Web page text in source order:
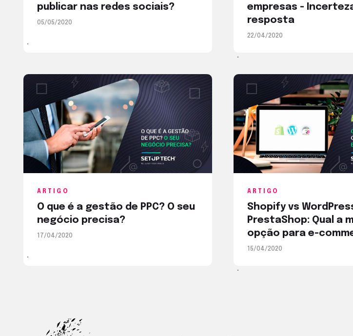
publicar nas redes sociais?
05/05/2020
empresas -
resposta
22/04/2020
ARTIGO
O que é a gestão de PPC? O seu
negócio precisa?
17/04/2020
ARTIGO
Shopify vs
PrestaShop: Qual a
opção para e-
15/04/2020